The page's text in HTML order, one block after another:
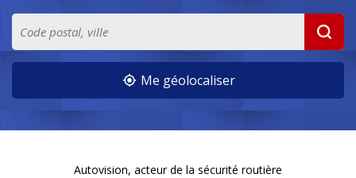
Me géolocaliser
Autovision, acteur de la sécurité routière